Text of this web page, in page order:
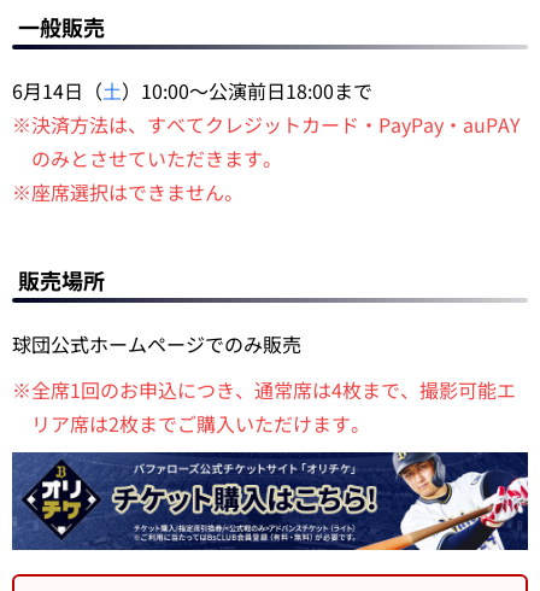
一般販売
6月14日（土）10:00～公演前日18:00まで
※決済方法は、すべてクレジットカード・PayPay・auPAY
のみとさせていただきます。
※座席選択はできません。
販売場所
球団公式ホームページでのみ販売
※全席1回のお申込につき、通常席は4枚まで、撮影可能エ
リア席は2枚までご購入いただけます。